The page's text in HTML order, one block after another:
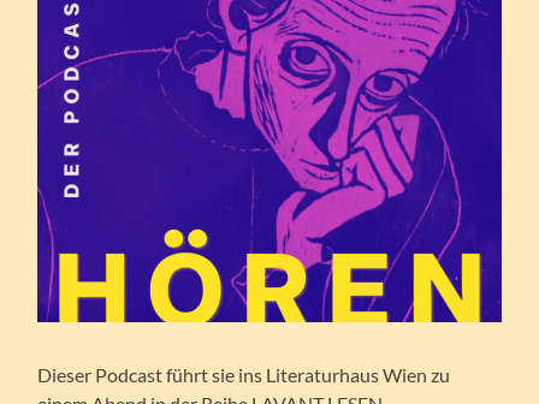
Dieser Podcast führt sie ins Literaturhaus Wien zu